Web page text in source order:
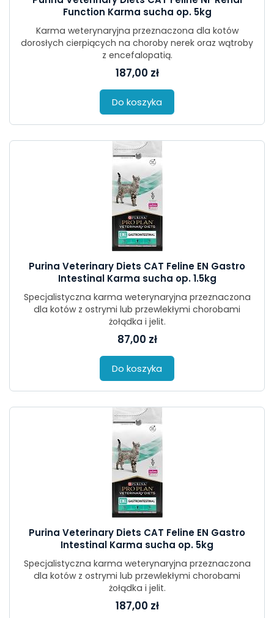
Function Karma sucha op. 5kg
Karma weterynaryjna przeznaczona dla kotów
dorosłych cierpiących na choroby nerek oraz wątroby
z encefalopatią.
187,00 zł
Do koszyka
Purina Veterinary Diets CAT Feline EN Gastro
Intestinal Karma sucha op. 1.5kg
Specjalistyczna karma weterynaryjna przeznaczona
dla kotów z ostrymi lub przewlekłymi chorobami
żołądka i jelit.
87,00 zł
Do koszyka
Purina Veterinary Diets CAT Feline EN Gastro
Intestinal Karma sucha op. 5kg
Specjalistyczna karma weterynaryjna przeznaczona
dla kotów z ostrymi lub przewlekłymi chorobami
żołądka i jelit.
187,00 zł